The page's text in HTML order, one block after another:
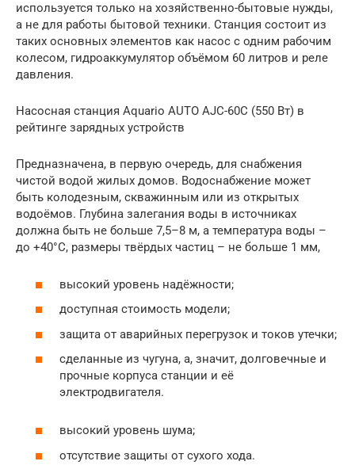
используется только на хозяйственно-бытовые нужды,
а не для работы бытовой техники. Станция состоит из
таких основных элементов как насос с одним рабочим
колесом, гидроаккумулятор объёмом 60 литров и реле
давления.
Насосная станция Aquario AUTO AJC-60C (550 Вт) в
рейтинге зарядных устройств
Предназначена, в первую очередь, для снабжения
чистой водой жилых домов. Водоснабжение может
быть колодезным, скважинным или из открытых
водоёмов. Глубина залегания воды в источниках
должна быть не больше 7,5–8 м, а температура воды –
до +40°С, размеры твёрдых частиц – не больше 1 мм,
высокий уровень надёжности;
доступная стоимость модели;
защита от аварийных перегрузок и токов утечки;
сделанные из чугуна, а, значит, долговечные и
прочные корпуса станции и её
электродвигателя.
высокий уровень шума;
отсутствие защиты от сухого хода.